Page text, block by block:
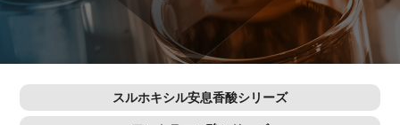
スルホキシル安息香酸シリーズ